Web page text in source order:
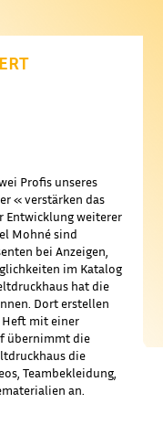
Profis unseres
« verstärken das
Entwicklung weiterer
Mohné sind
bei Anzeigen,
im Katalog
hat die
Dort erstellen
Heft mit einer
übernimmt die
die
Teambekleidung,
an.